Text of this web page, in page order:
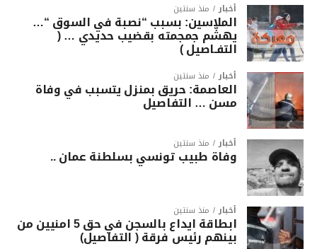
أخبار منذ سنتين
الملاسين: بسبب “نصبة في السوق “…
يهشّم جمجمته بقضيب حديدي … (
التفـاصيل )
أخبار منذ سنتين
العاصمة: حريق بمنزل يتسبب في وفاة
مسن … التفاصيل
أخبار منذ سنتين
وفاة طبيب تونسي بسلطنة عمان ..
أخبار منذ سنتين
ابطاقة ايداع بالسجن في حق 5 امنيين من
بينهم رئيس فرقة ( التفاصيل)